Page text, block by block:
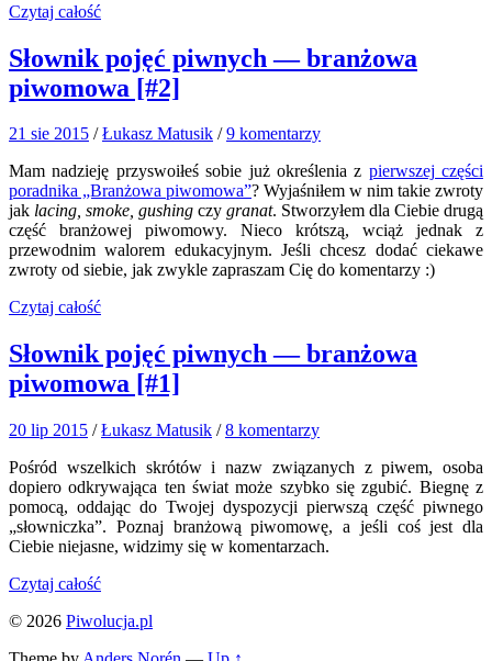
Czytaj całość
Słownik pojęć piwnych — branżowa
piwomowa [#2]
21 sie 2015 /Łukasz Matusik /9 komentarzy
Mam nadzieję przyswoiłeś sobie już określenia z pierwszej części
poradnika „Branżowa piwomowa”? Wyjaśniłem w nim takie zwroty
jak lacing, smoke, gushing czy granat. Stworzyłem dla Ciebie drugą
część branżowej piwomowy. Nieco krótszą, wciąż jednak z
przewodnim walorem edukacyjnym. Jeśli chcesz dodać ciekawe
zwroty od siebie, jak zwykle zapraszam Cię do komentarzy :)
Czytaj całość
Słownik pojęć piwnych — branżowa
piwomowa [#1]
20 lip 2015 /Łukasz Matusik /8 komentarzy
Pośród wszelkich skrótów i nazw związanych z piwem, osoba
dopiero odkrywająca ten świat może szybko się zgubić. Biegnę z
pomocą, oddając do Twojej dyspozycji pierwszą część piwnego
„słowniczka”. Poznaj branżową piwomowę, a jeśli coś jest dla
Ciebie niejasne, widzimy się w komentarzach.
Czytaj całość
© 2026 Piwolucja.pl